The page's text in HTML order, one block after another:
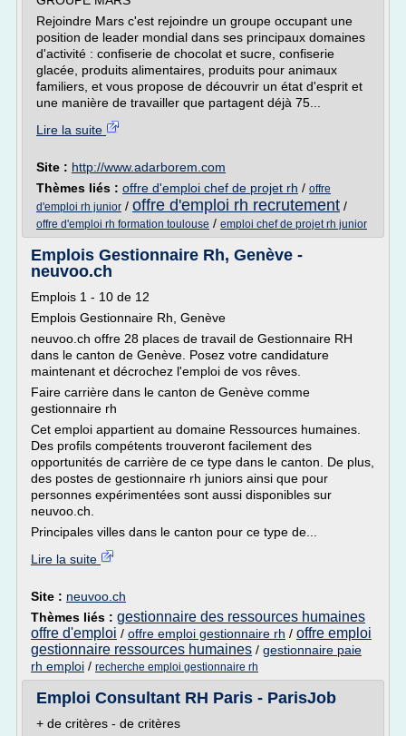
Rejoindre Mars c'est rejoindre un groupe occupant une
position de leader mondial dans ses principaux domaines
d'activité : confiserie de chocolat et sucre, confiserie
glacée, produits alimentaires, produits pour animaux
familiers, et vous propose de découvrir un état d'esprit et
une manière de travailler que partagent déjà 75...
Lire la suite
Site : http://www.adarborem.com
Thèmes liés : offre d'emploi chef de projet rh / offre
d'emploi rh junior / offre d'emploi rh recrutement /
offre d'emploi rh formation toulouse / emploi chef de projet rh junior
Emplois Gestionnaire Rh, Genève -
neuvoo.ch
Emplois 1 - 10 de 12
Emplois Gestionnaire Rh, Genève
neuvoo.ch offre 28 places de travail de Gestionnaire RH
dans le canton de Genève. Posez votre candidature
maintenant et décrochez l'emploi de vos rêves.
Faire carrière dans le canton de Genève comme
gestionnaire rh
Cet emploi appartient au domaine Ressources humaines.
Des profils compétents trouveront facilement des
opportunités de carrière de ce type dans le canton. De plus,
des postes de gestionnaire rh juniors ainsi que pour
personnes expérimentées sont aussi disponibles sur
neuvoo.ch.
Principales villes dans le canton pour ce type de...
Lire la suite
Site : neuvoo.ch
Thèmes liés : gestionnaire des ressources humaines
offre d'emploi / offre emploi gestionnaire rh / offre emploi
gestionnaire ressources humaines / gestionnaire paie
rh emploi / recherche emploi gestionnaire rh
Emploi Consultant RH Paris - ParisJob
+ de critères - de critères